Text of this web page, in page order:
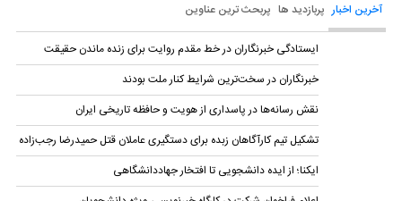
آخرین اخبار پربازدید ها پربحث ترین عناوین
ایستادگی خبرنگاران در خط مقدم روایت برای زنده ماندن حقیقت
خبرنگاران در سخت‌ترین شرایط کنار ملت بودند
نقش رسانه‌ها در پاسداری از هویت و حافظه تاریخی ایران
تشکیل تیم کارآگاهان زبده برای دستگیری عاملان قتل حمیدرضا رجب‌زاده
ایکنا؛ از ایده دانشجویی تا افتخار جهاددانشگاهی